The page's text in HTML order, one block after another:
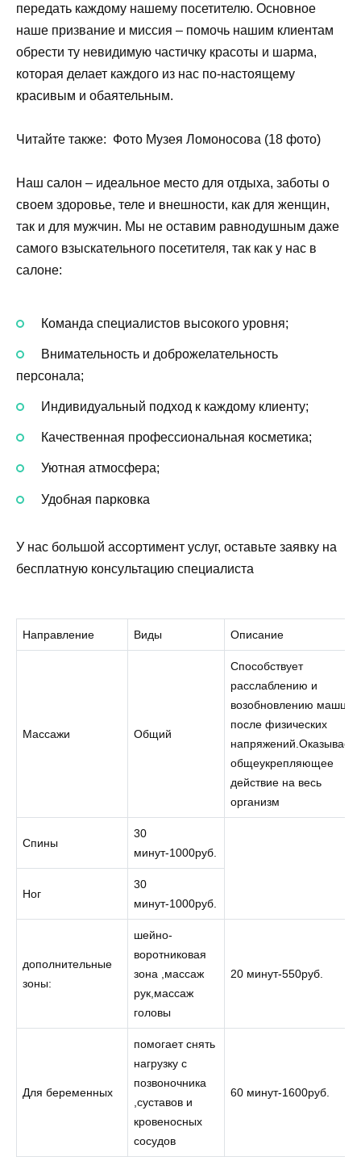
передать каждому нашему посетителю. Основное
наше призвание и миссия – помочь нашим клиентам
обрести ту невидимую частичку красоты и шарма,
которая делает каждого из нас по-настоящему
красивым и обаятельным.
Читайте также: Фото Музея Ломоносова (18 фото)
Наш салон – идеальное место для отдыха, заботы о
своем здоровье, теле и внешности, как для женщин,
так и для мужчин. Мы не оставим равнодушным даже
самого взыскательного посетителя, так как у нас в
салоне:
Команда специалистов высокого уровня;
Внимательность и доброжелательность
персонала;
Индивидуальный подход к каждому клиенту;
Качественная профессиональная косметика;
Уютная атмосфера;
Удобная парковка
У нас большой ассортимент услуг, оставьте заявку на
бесплатную консультацию специалиста
Направление Виды Описание
Массажи Общий
Способствует
расслаблению и
возобновлению машц
после физических
напряжений.Оказывает
общеукрепляющее
действие на весь
организм
Спины
30
минут-1000руб.
Ног
30
минут-1000руб.
дополнительные
зоны:
шейно-
воротниковая
зона ,массаж
рук,массаж
головы
20 минут-550руб.
Для беременных
помогает снять
нагрузку с
позвоночника
,суставов и
кровеносных
сосудов
60 минут-1600руб.